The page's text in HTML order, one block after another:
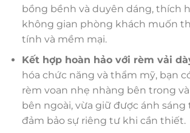
bồng bềnh và duyên dáng, thích
không gian phòng khách muốn
tính và mềm mại.
Kết hợp hoàn hảo với rèm vải
hóa chức năng và thẩm mỹ, bạn
rèm voan nhẹ nhàng bên trong
bên ngoài, vừa giữ được ánh sáng
đảm bảo sự riêng tư khi cần thiết.